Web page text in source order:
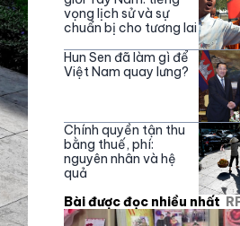
vọng lịch sử và sự
chuẩn bị cho tương lai
Hun Sen đã làm gì để
Việt Nam quay lưng?
Chính quyền tận thu
bằng thuế, phí:
nguyên nhân và hệ
quả
Bài được đọc nhiều nhất